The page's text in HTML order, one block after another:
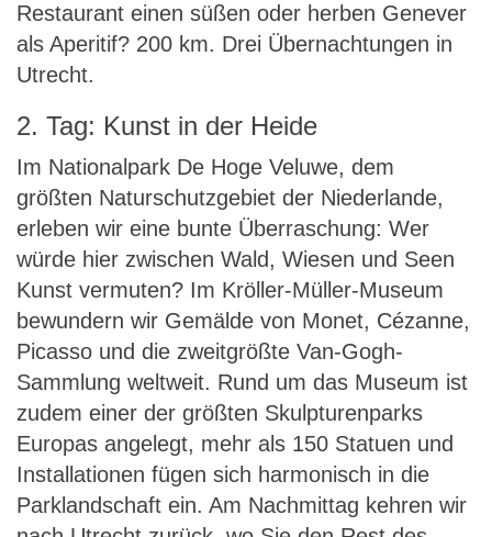
Restaurant einen süßen oder herben Genever
als Aperitif? 200 km. Drei Übernachtungen in
Utrecht.
2. Tag: Kunst in der Heide
Im Nationalpark De Hoge Veluwe, dem
größten Naturschutzgebiet der Niederlande,
erleben wir eine bunte Überraschung: Wer
würde hier zwischen Wald, Wiesen und Seen
Kunst vermuten? Im Kröller-Müller-Museum
bewundern wir Gemälde von Monet, Cézanne,
Picasso und die zweitgrößte Van-Gogh-
Sammlung weltweit. Rund um das Museum ist
zudem einer der größten Skulpturenparks
Europas angelegt, mehr als 150 Statuen und
Installationen fügen sich harmonisch in die
Parklandschaft ein. Am Nachmittag kehren wir